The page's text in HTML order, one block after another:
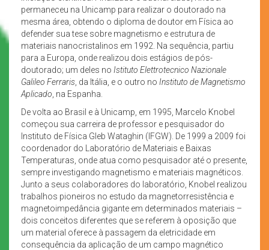
permaneceu na Unicamp para realizar o doutorado na
mesma área, obtendo o diploma de doutor em Física ao
defender sua tese sobre magnetismo e estrutura de
materiais nanocristalinos em 1992. Na sequência, partiu
para a Europa, onde realizou dois estágios de pós-
doutorado; um deles no Istituto Elettrotecnico Nazionale
Galileo Ferraris , da Itália, e o outro no Instituto de Magnetismo
Aplicado , na Espanha.
De volta ao Brasil e à Unicamp, em 1995, Marcelo Knobel
começou sua carreira de professor e pesquisador do
Instituto de Física Gleb Wataghin (IFGW). De 1999 a 2009 foi
coordenador do Laboratório de Materiais e Baixas
Temperaturas, onde atua como pesquisador até o presente,
sempre investigando magnetismo e materiais magnéticos.
Junto a seus colaboradores do laboratório, Knobel realizou
trabalhos pioneiros no estudo da magnetorresistência e
magnetoimpedância gigante em determinados materiais –
dois conceitos diferentes que se referem à oposição que
um material oferece à passagem da eletricidade em
consequência da aplicação de um campo magnético